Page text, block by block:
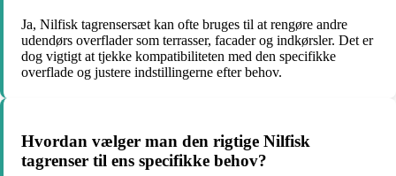
Ja, Nilfisk tagrensersæt kan ofte bruges til at rengøre andre
udendørs overflader som terrasser, facader og indkørsler. Det er
dog vigtigt at tjekke kompatibiliteten med den specifikke
overflade og justere indstillingerne efter behov.
Hvordan vælger man den rigtige Nilfisk
tagrenser til ens specifikke behov?